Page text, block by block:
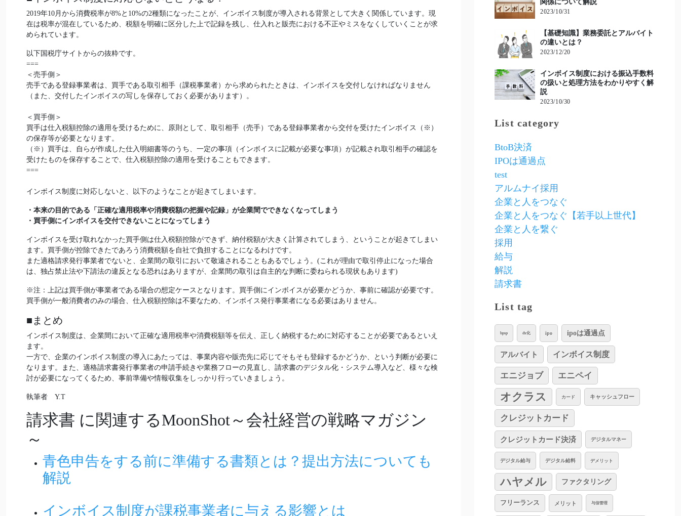
2019年10月から消費税率が8%と10%の2種類になったことが、インボイス制度が導入される背景として大きく関係しています。現
在は税率が混在しているため、税額を明確に区分した上で記録を残し、仕入れと販売における不正やミスをなくしていくことが求
められています。
以下国税庁サイトからの抜粋です。
===
＜売手側＞
売手である登録事業者は、買手である取引相手（課税事業者）から求められたときは、インボイスを交付しなければなりません
（また、交付したインボイスの写しを保存しておく必要があります）。
＜買手側＞
買手は仕入税額控除の適用を受けるために、原則として、取引相手（売手）である登録事業者から交付を受けたインボイス（※）
の保存等が必要となります。
（※）買手は、自らが作成した仕入明細書等のうち、一定の事項（インボイスに記載が必要な事項）が記載され取引相手の確認を
受けたものを保存することで、仕入税額控除の適用を受けることもできます。
===
インボイス制度に対応しないと、以下のようなことが起きてしまいます。
・本来の目的である「正確な適用税率や消費税額の把握や記録」が企業間でできなくなってしまう
・買手側にインボイスを交付できないことになってしまう
インボイスを受け取れなかった買手側は仕入税額控除ができず、納付税額が大きく計算されてしまう、ということが起きてしまい
ます。買手側が控除できたであろう消費税額を自社で負担することになるわけです。
また適格請求発行事業者でないと、企業間の取引において敬遠されることもあるでしょう。(これが理由で取引停止になった場合
は、独占禁止法や下請法の違反となる恐れはありますが、企業間の取引は自主的な判断に委ねられる現状もあります)
※注：上記は買手側が事業者である場合の想定ケースとなります。買手側にインボイスが必要かどうか、事前に確認が必要です。
買手側が一般消費者のみの場合、仕入税額控除は不要なため、インボイス発行事業者になる必要はありません。
■まとめ
インボイス制度は、企業間において正確な適用税率や消費税額等を伝え、正しく納税するために対応することが必要であるといえ
ます。
一方で、企業のインボイス制度の導入にあたっては、事業内容や販売先に応じてそもそも登録するかどうか、という判断が必要に
なります。また、適格請求書発行事業者の申請手続きや業務フローの見直し、請求書のデジタル化・システム導入など、様々な検
討が必要になってくるため、事前準備や情報収集をしっかり行っていきましょう。
執筆者 Y.T
請求書 に関連するMoonShot～会社経営の戦略マガジン
～
青色申告をする前に準備する書類とは？提出方法についても
解説
インボイス制度が課税事業者に与える影響とは
関係について解説
2023/10/31
【基礎知識】業務委託とアルバイト
の違いとは？
2023/12/20
インボイス制度における振込手数料
の扱いと処理方法をわかりやすく解
説
2023/10/30
List category
BtoB決済
IPOは通過点
test
アルムナイ採用
企業と人をつなぐ
企業と人をつなぐ【若手以上世代】
企業と人を繋ぐ
採用
給与
解説
請求書
List tag
bpsp dx化 ipo ipoは通過点
アルバイト インボイス制度
エニジョブ エニペイ
オクラス カード キャッシュフロー
クレジットカード
クレジットカード決済 デジタルマネー
デジタル給与 デジタル給料 デメリット
ハヤメル ファクタリング
フリーランス メリット 与信管理